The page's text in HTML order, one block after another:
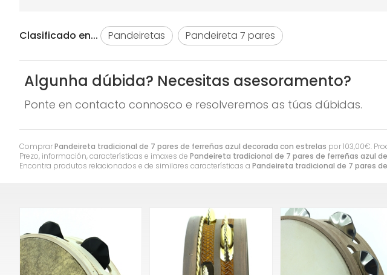
ComprarPandeireta tradicional de 7 pares de ferreñas azul decorada con estrelas por103,00€.
Prezo, información, características e imaxes de Pandeireta tradicional de 7 pares de ferreñas azul
Encontra produtos relacionados e de similares características a Pandeireta tradicional de 7 pares
Clasificado en... Pandeiretas Pandeireta 7 pares
Algunha dúbida? Necesitas asesoramento?
Ponte en contacto connosco e resolveremos as túas dúbidas.